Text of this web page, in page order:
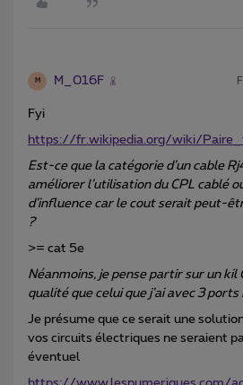
M M_016F
Fyi
https://fr.wikipedia.org/wiki/
Est-ce que la catégorie d’un cable
améliorer l’utilisation du CPL cablé
d’influence car le cout serait peut-
?
>= cat 5e
Néanmoins, je pense partir sur un kil
qualité que celui que j’ai avec 3 ports
Je présume que ce serait une
vos circuits électriques ne seraient
éventuel